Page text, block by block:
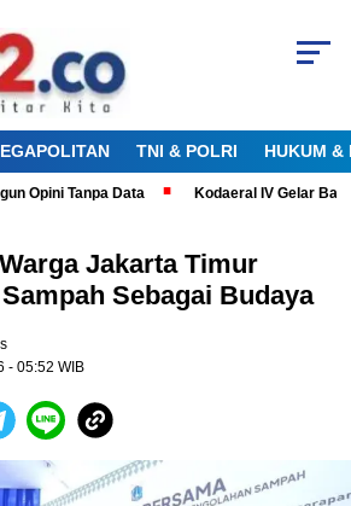
TNI & POLRI HUKUM &
Opini Tanpa Data Kodaeral IV Gelar Bakti
Jakarta Timur
Sebagai Budaya
- 05:52 WIB